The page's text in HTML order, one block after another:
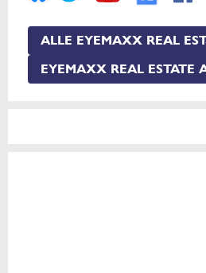
ALLE EYEMAXX REAL
EYEMAXX REAL ESTATE